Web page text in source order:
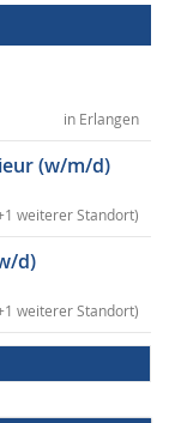
in Erlangen
(w/m/d)
weiterer Standort)
d)
weiterer Standort)